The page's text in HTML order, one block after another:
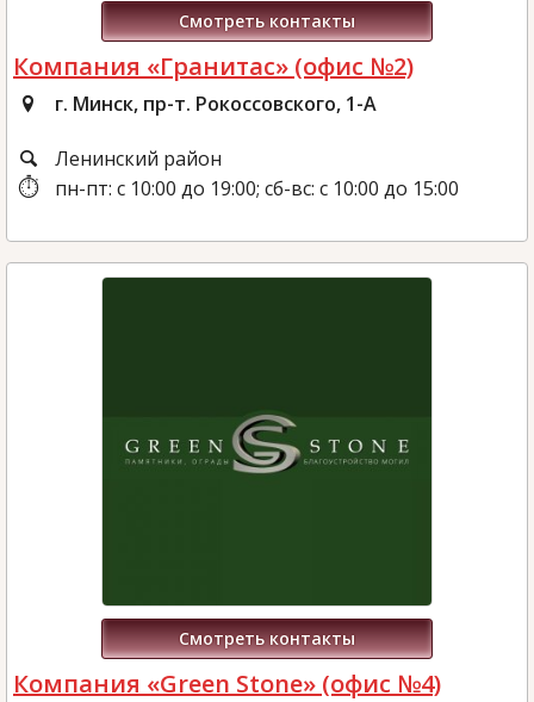
Смотреть контакты
Компания «Гранитас» (офис №2)
г. Минск, пр-т. Рокоссовского, 1-А
Ленинский район
пн-пт: с 10:00 до 19:00; сб-вс: с 10:00 до 15:00
Смотреть контакты
Компания «Green Stone» (офис №4)